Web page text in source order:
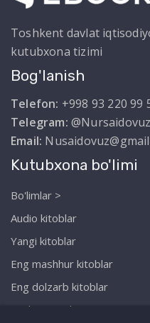
Toshkent davlat
kutubxona tizimi
Bog'lanish
Telefon: +998 93 220 99
Telegram: @Nursaidovuz
Email:
Kutubxona bo'limi
Bo'limlar >
Audio kitoblar
Yangi kitoblar
Eng mashhur kitoblar
Eng dolzarb kitoblar
Biz haqimizda